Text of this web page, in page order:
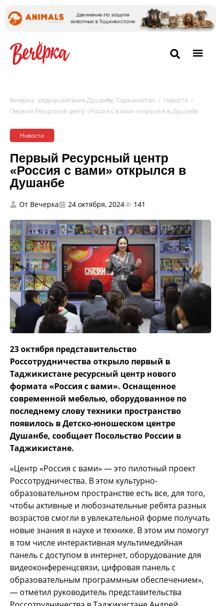
Вечёрка: медиакомпания Душанбе, Таджикистан / Новости /
Первый Ресурсный центр «Россия с вами» открылся в Душанбе
Новости
Первый Ресурсный центр
«Россия с вами» открылся в
Душанбе
От Вечерка 24 октября, 2024 141
23 октября представительство
Россотрудничества открыло первый в
Таджикистане ресурсный центр нового
формата «Россия с вами». Оснащенное
современной мебелью, оборудованное по
последнему слову техники пространство
появилось в Детско-юношеском центре
Душанбе, сообщает Посольство России в
Таджикистане.
«Центр «Россия с вами» — это пилотный проект
Россотрудничества. В этом культурно-
образовательном пространстве есть все, для того,
чтобы активные и любознательные ребята разных
возрастов смогли в увлекательной форме получать
новые знания в науке и технике. В этом им помогут
в том числе интерактивная мультимедийная
панель с доступом в интернет, оборудование для
видеоконференцсвязи, цифровая панель с
образовательным программным обеспечением»,
— отметил руководитель представительства